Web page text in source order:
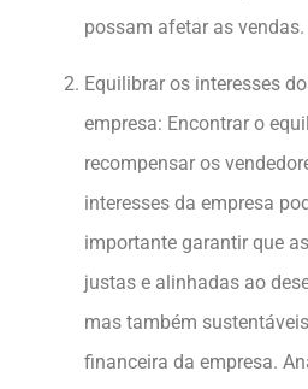
possam afetar as vendas.
Equilibrar os interesses
empresa: Encontrar o
recompensar os
interesses da empresa
importante garantir que
justas e alinhadas ao
mas também
financeira da empresa.